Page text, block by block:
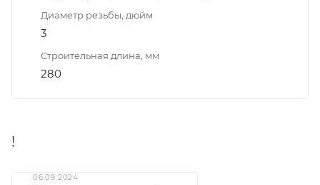
Диаметр резьбы, дюйм
3
Строительная длина, мм
280
!
06.09.2024